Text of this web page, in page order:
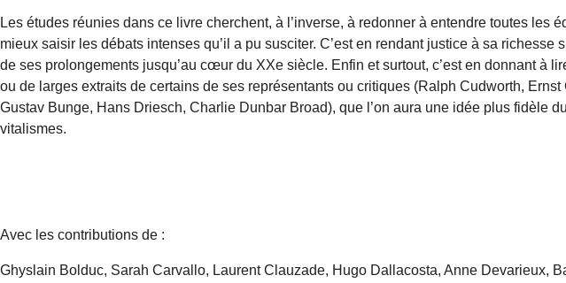
Les études réunies dans ce livre cherchent, à l’inverse, à redonner à entendre toutes les
mieux saisir les débats intenses qu’il a pu susciter. C’est en rendant justice à sa
de ses prolongements jusqu’au cœur du XXe siècle. Enfin et surtout, c’est en donnant à
ou de larges extraits de certains de ses représentants ou critiques (Ralph Cudworth,
Gustav Bunge, Hans Driesch, Charlie Dunbar Broad), que l’on aura une idée plus fidèle
vitalismes.
Avec les contributions de :
Ghyslain Bolduc, Sarah Carvallo, Laurent Clauzade, Hugo Dallacosta, Anne Devarieux,